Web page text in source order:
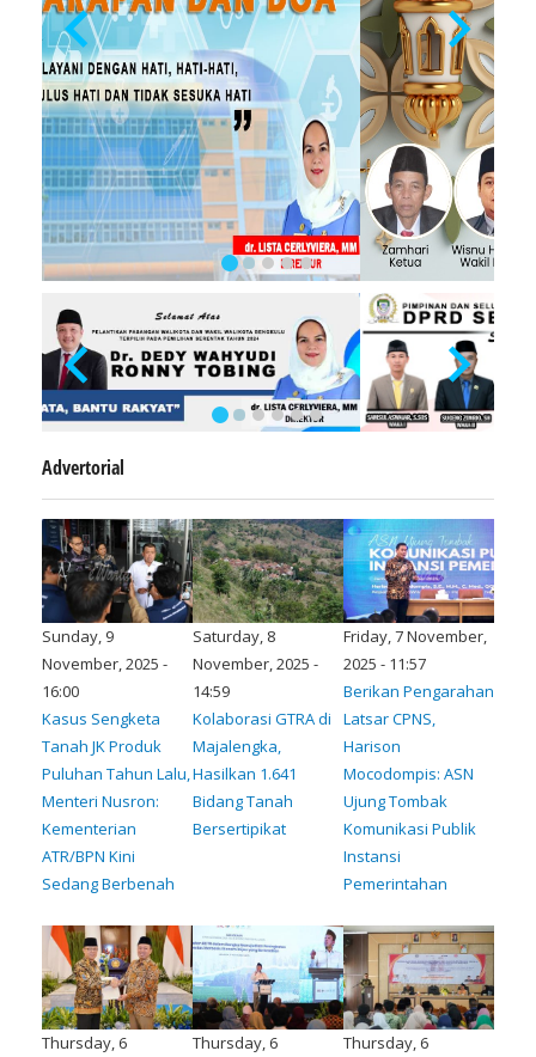
Advertorial
Sunday, 9
November, 2025 -
16:00
Kasus Sengketa
Tanah JK Produk
Puluhan Tahun Lalu,
Menteri Nusron:
Kementerian
ATR/BPN Kini
Sedang Berbenah
Saturday, 8
November, 2025 -
14:59
Kolaborasi GTRA di
Majalengka,
Hasilkan 1.641
Bidang Tanah
Bersertipikat
Friday, 7 November,
2025 - 11:57
Berikan Pengarahan
Latsar CPNS,
Harison
Mocodompis: ASN
Ujung Tombak
Komunikasi Publik
Instansi
Pemerintahan
Thursday, 6
Thursday, 6
Thursday, 6